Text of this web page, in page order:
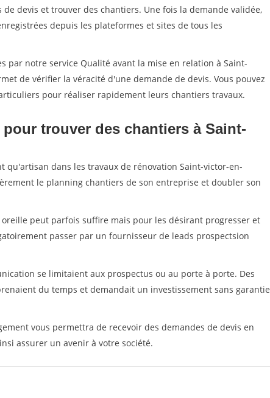
devis et trouver des chantiers. Une fois la demande validée,
depuis les plateformes et sites de tous les
par notre service Qualité avant la mise en relation à Saint-
de vérifier la véracité d'une demande de devis. Vous pouvez
pour réaliser rapidement leurs chantiers travaux.
trouver des chantiers à Saint-
qu'artisan dans les travaux de rénovation Saint-victor-en-
le planning chantiers de son entreprise et doubler son
peut parfois suffire mais pour les désirant progresser et
passer par un fournisseur de leads prospectsion
se limitaient aux prospectus ou au porte à porte. Des
du temps et demandait un investissement sans garantie
vous permettra de recevoir des demandes de devis en
assurer un avenir à votre société.